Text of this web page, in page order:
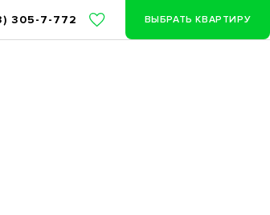
305-7-772 ВЫБРАТЬ КВАРТИРУ